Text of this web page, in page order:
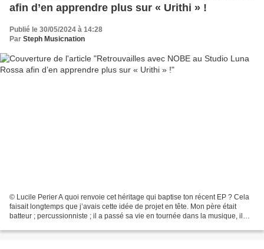
afin d’en apprendre plus sur « Urithi » !
Publié le 30/05/2024 à 14:28
Par Steph Musicnation
© Lucile Perier A quoi renvoie cet héritage qui baptise ton récent EP ? Cela
faisait longtemps que j’avais cette idée de projet en tête. Mon père était
batteur ; percussionniste ; il a passé sa vie en tournée dans la musique, il